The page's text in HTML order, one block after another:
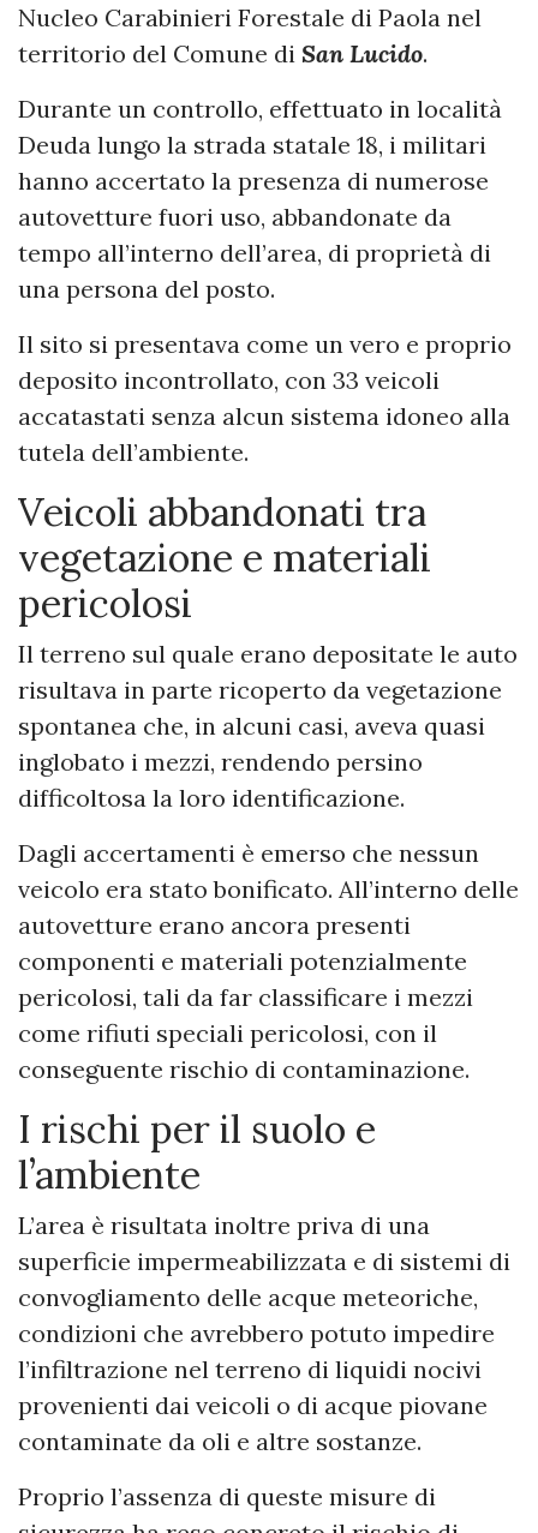
Nucleo Carabinieri Forestale di Paola nel
territorio del Comune di San Lucido.
Durante un controllo, effettuato in località
Deuda lungo la strada statale 18, i militari
hanno accertato la presenza di numerose
autovetture fuori uso, abbandonate da
tempo all’interno dell’area, di proprietà di
una persona del posto.
Il sito si presentava come un vero e proprio
deposito incontrollato, con 33 veicoli
accatastati senza alcun sistema idoneo alla
tutela dell’ambiente.
Veicoli abbandonati tra
vegetazione e materiali
pericolosi
Il terreno sul quale erano depositate le auto
risultava in parte ricoperto da vegetazione
spontanea che, in alcuni casi, aveva quasi
inglobato i mezzi, rendendo persino
difficoltosa la loro identificazione.
Dagli accertamenti è emerso che nessun
veicolo era stato bonificato. All’interno delle
autovetture erano ancora presenti
componenti e materiali potenzialmente
pericolosi, tali da far classificare i mezzi
come rifiuti speciali pericolosi, con il
conseguente rischio di contaminazione.
I rischi per il suolo e
l’ambiente
L’area è risultata inoltre priva di una
superficie impermeabilizzata e di sistemi di
convogliamento delle acque meteoriche,
condizioni che avrebbero potuto impedire
l’infiltrazione nel terreno di liquidi nocivi
provenienti dai veicoli o di acque piovane
contaminate da oli e altre sostanze.
Proprio l’assenza di queste misure di